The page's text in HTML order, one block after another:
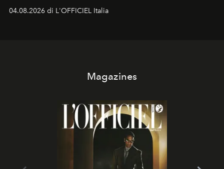
colonna sonora della stagione.
04.08.2026 di L'OFFICIEL Italia
Magazines